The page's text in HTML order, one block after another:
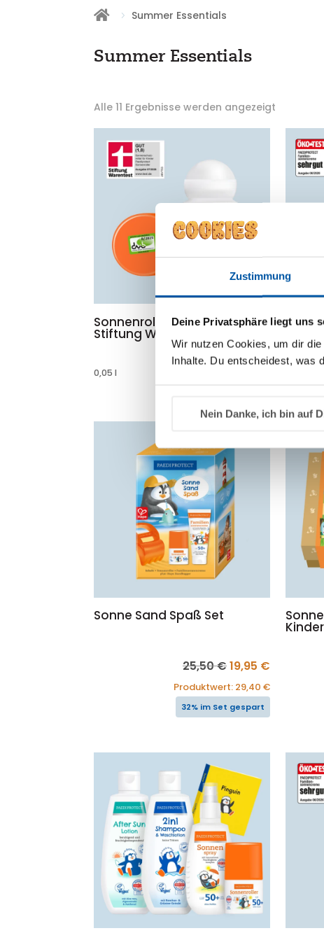
Zustimmung
Deine Privatsphäre liegt uns
Wir nutzen Cookies, um dir
Inhalte. Du entscheidest, was
Nein Danke, ich bin auf
 Summer Essentials
Summer Essentials
Alle 11 Ergebnisse werden angezeigt
Sonnenroller LSF 50+
Stiftung Warentest Note 1,8
0,05l
150,00€/l
Sonne Sand Spaß Set
25,50€Ursprünglicher
Preis
war:
25,50 €
19,95 €
Preis
ist:
19,95 €.
Produktwert: 29,40 €
32% im Set gespart